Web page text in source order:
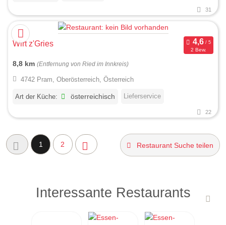
31
Wirt z'Gries
2 Bew.
8,8 km (Entfernung von Ried im Innkreis)
4742 Pram, Oberösterreich, Österreich
Art der Küche: österreichisch Lieferservice
22
1 2 Restaurant Suche teilen
Interessante Restaurants